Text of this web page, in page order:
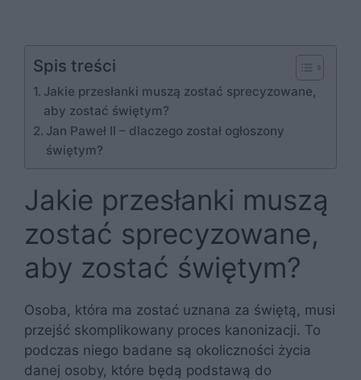
Spis treści
Jakie przesłanki muszą zostać sprecyzowane,
aby zostać świętym?
Jan Paweł II – dlaczego został ogłoszony
świętym?
Jakie przesłanki muszą
zostać sprecyzowane,
aby zostać świętym?
Osoba, która ma zostać uznana za świętą, musi
przejść skomplikowany proces kanonizacji. To
podczas niego badane są okoliczności życia
danej osoby, które będą podstawą do